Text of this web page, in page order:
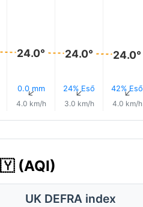
24.0°
0.0 mm
↑
4.0 km/h
24.0°
24% Eső
↑
3.0 km/h
24.0°
42% Eső
↑
4.0 km/h
(AQI)
UK DEFRA index